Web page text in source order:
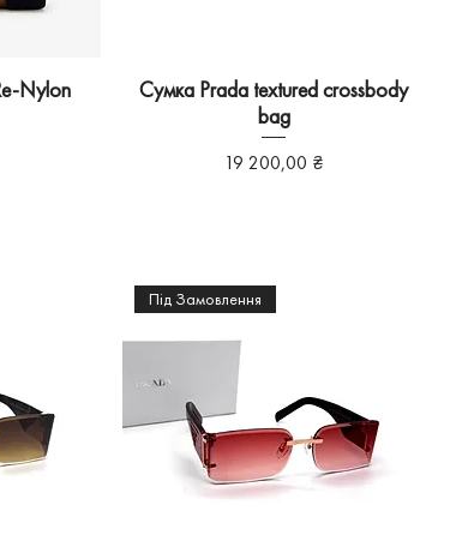
Nylon
Сумка Prada textured crossbody
bag
Ціна
19 200,00 ₴
Під Замовлення